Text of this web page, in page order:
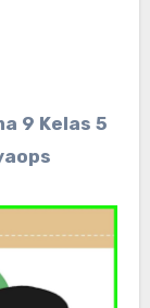
9 Kelas 5